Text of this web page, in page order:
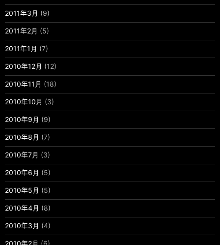
2011年3月 (9)
2011年2月 (5)
2011年1月 (7)
2010年12月 (12)
2010年11月 (18)
2010年10月 (3)
2010年9月 (9)
2010年8月 (7)
2010年7月 (3)
2010年6月 (5)
2010年5月 (5)
2010年4月 (8)
2010年3月 (4)
2010年2月 (6)